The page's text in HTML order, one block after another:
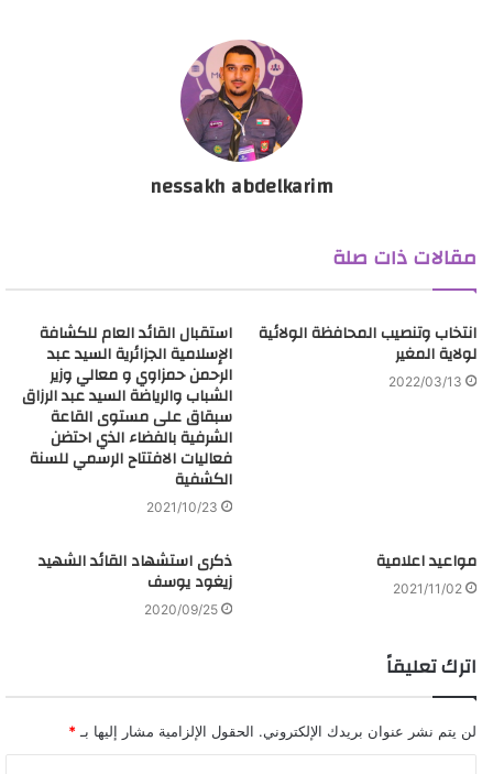
nessakh abdelkarim
مقالات ذات صلة
انتخاب وتنصيب المحافظة الولائية
لولاية المغير
2022/03/13
استقبال القائد العام للكشافة
الإسلامية الجزائرية السيد عبد
الرحمن حمزاوي و معالي وزير
الشباب والرياضة السيد عبد الرزاق
سبقاق على مستوى القاعة
الشرفية بالفضاء الذي احتضن
فعاليات الافتتاح الرسمي للسنة
الكشفية
2021/10/23
مواعيد اعلامية
2021/11/02
ذكرى استشهاد القائد الشهيد
زيغود يوسف
2020/09/25
اترك تعليقاً
لن يتم نشر عنوان بريدك الإلكتروني. الحقول الإلزامية مشار إليها بـ *